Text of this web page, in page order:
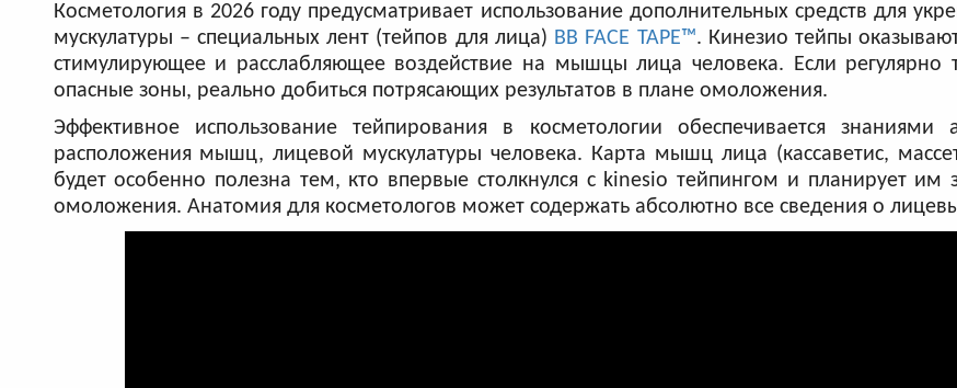
Косметология в 2026 году предусматривает использование дополнительных средств для
мускулатуры – специальных лент (тейпов для лица) BB FACE TAPE™. Кинезио тейпы
стимулирующее и расслабляющее воздействие на мышцы лица человека. Если регулярно
опасные зоны, реально добиться потрясающих результатов в плане омоложения.
Эффективное использование тейпирования в косметологии обеспечивается знаниями
расположения мышц, лицевой мускулатуры человека. Карта мышц лица (кассаветис,
будет особенно полезна тем, кто впервые столкнулся с kinesio тейпингом и планирует им
омоложения. Анатомия для косметологов может содержать абсолютно все сведения о